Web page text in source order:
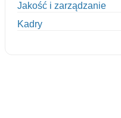
Jakość i zarządzanie
Kadry